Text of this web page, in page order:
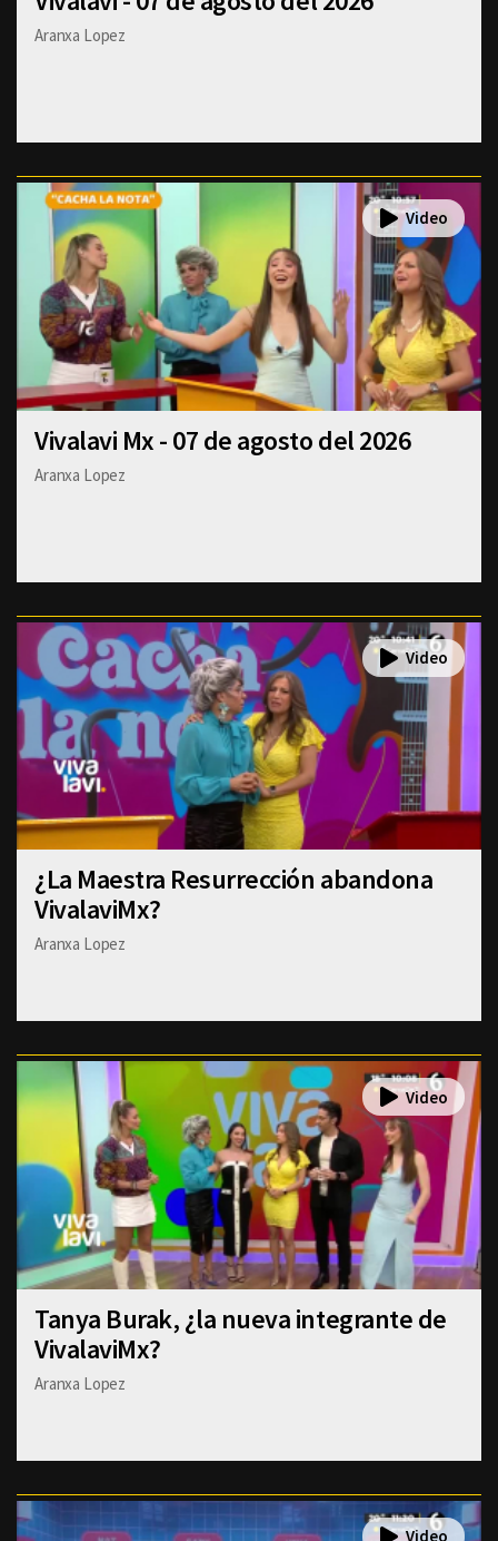
Aranxa Lopez
Vivalavi Mx - 07 de agosto del 2026
Aranxa Lopez
¿La Maestra Resurrección abandona
VivalaviMx?
Aranxa Lopez
Tanya Burak, ¿la nueva integrante de
VivalaviMx?
Aranxa Lopez